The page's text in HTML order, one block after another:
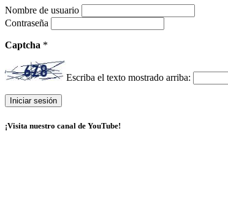
Nombre de usuario
Contraseña
Captcha *
Escriba el texto mostrado arriba:
¡Visita nuestro canal de YouTube!